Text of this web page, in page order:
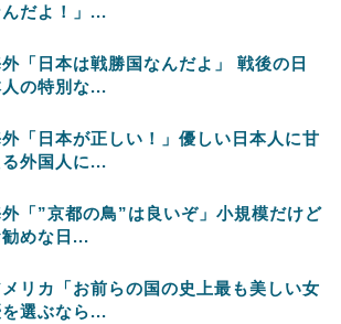
だよ！」...
「日本は戦勝国なんだよ」 戦後の日
の特別な...
「日本が正しい！」優しい日本人に甘
る外国人に...
「”京都の鳥”は良いぞ」小規模だけど
勧めな日...
メリカ「お前らの国の史上最も美しい女
選ぶなら...